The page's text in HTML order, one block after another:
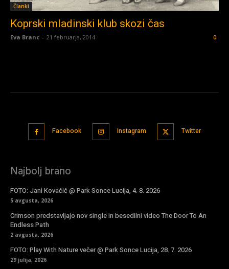
Članki
Koprski mladinski klub skozi čas
Eva Branc - 21 februarja, 2014 0
Facebook Instagram Twitter
Najbolj brano
FOTO: Jani Kovačič @ Park Sonce Lucija, 4. 8. 2026
5 avgusta, 2026
Crimson predstavljajo nov single in besedilni video The Door To An
Endless Path
2 avgusta, 2026
FOTO: Play With Nature večer @ Park Sonce Lucija, 28. 7. 2026
29 julija, 2026